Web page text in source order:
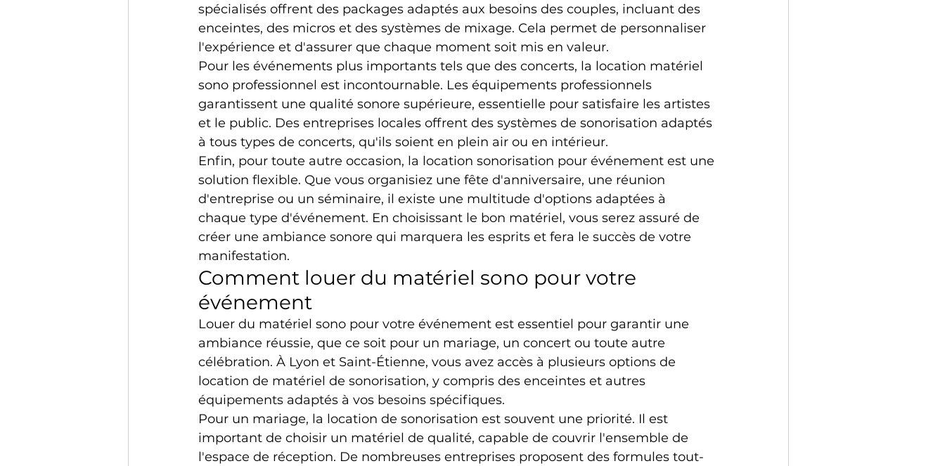
spécialisés offrent des packages adaptés aux besoins des couples, incluant des
enceintes, des micros et des systèmes de mixage. Cela permet de personnaliser
l'expérience et d'assurer que chaque moment soit mis en valeur.
Pour les événements plus importants tels que des concerts, la location matériel
sono professionnel est incontournable. Les équipements professionnels
garantissent une qualité sonore supérieure, essentielle pour satisfaire les artistes
et le public. Des entreprises locales offrent des systèmes de sonorisation adaptés
à tous types de concerts, qu'ils soient en plein air ou en intérieur.
Enfin, pour toute autre occasion, la location sonorisation pour événement est une
solution flexible. Que vous organisiez une fête d'anniversaire, une réunion
d'entreprise ou un séminaire, il existe une multitude d'options adaptées à
chaque type d'événement. En choisissant le bon matériel, vous serez assuré de
créer une ambiance sonore qui marquera les esprits et fera le succès de votre
manifestation.
Comment louer du matériel sono pour votre
événement
Louer du matériel sono pour votre événement est essentiel pour garantir une
ambiance réussie, que ce soit pour un mariage, un concert ou toute autre
célébration. À Lyon et Saint-Étienne, vous avez accès à plusieurs options de
location de matériel de sonorisation, y compris des enceintes et autres
équipements adaptés à vos besoins spécifiques.
Pour un mariage, la location de sonorisation est souvent une priorité. Il est
important de choisir un matériel de qualité, capable de couvrir l'ensemble de
l'espace de réception. De nombreuses entreprises proposent des formules tout-